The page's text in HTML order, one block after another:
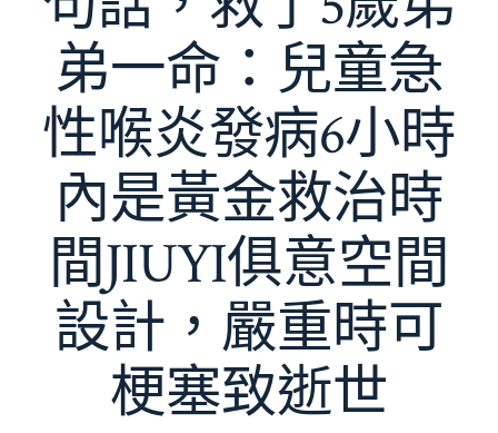
弟一命：兒童急
性喉炎發病6小時
內是黃金救治時
間JIUYI俱意空間
設計，嚴重時可
梗塞致逝世